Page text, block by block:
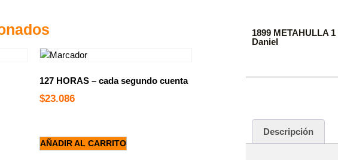
127 HORAS – cada segundo cuenta
$23.086
AÑADIR AL CARRITO
1899 METAHULLA
Daniel
Descripción